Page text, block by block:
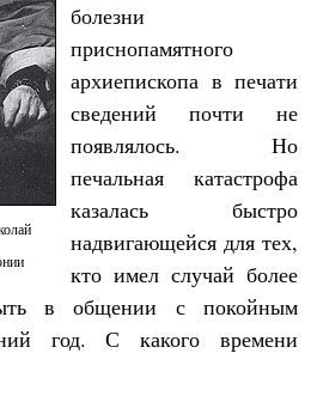
болезни
приснопамятного
архиепископа в печати
сведений почти не
появлялось. Но
печальная катастрофа
казалась быстро
надвигающейся для тех,
кто имел случай более
в общении с покойным
год. С какого времени